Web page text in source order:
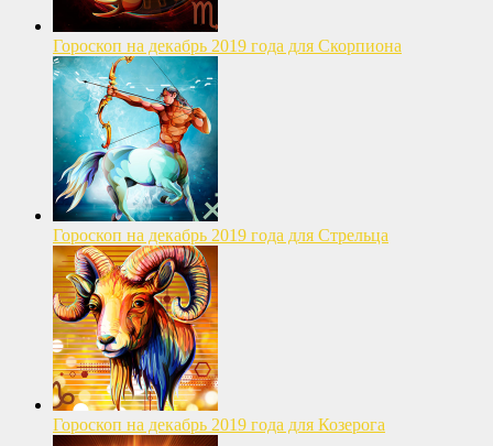
Гороскоп на декабрь 2019 года для Скорпиона
Гороскоп на декабрь 2019 года для Стрельца
Гороскоп на декабрь 2019 года для Козерога